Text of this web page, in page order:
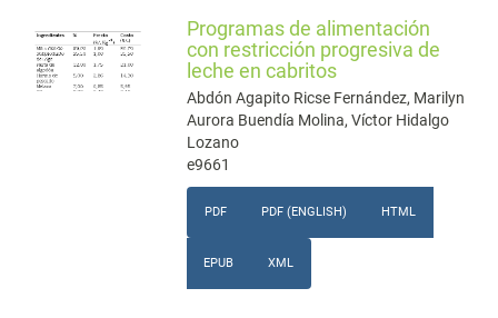
Programas de alimentación
con restricción progresiva de
leche en cabritos
Abdón Agapito Ricse Fernández, Marilyn
Aurora Buendía Molina, Víctor Hidalgo
Lozano
e9661
PDF PDF (ENGLISH) HTML
EPUB XML